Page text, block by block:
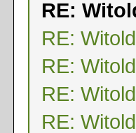
RE:
RE:
RE:
RE:
RE: